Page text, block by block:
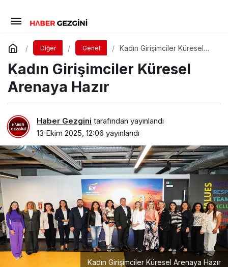
Diğer Genel
Kadın Girişimciler Küresel
Kadın Girişimciler Küresel
Arenaya Hazır
Haber Gezgini tarafından yayınlandı
13 Ekim 2025, 12:06 yayınlandı
Kadın Girişimciler Küresel Arenaya Hazır